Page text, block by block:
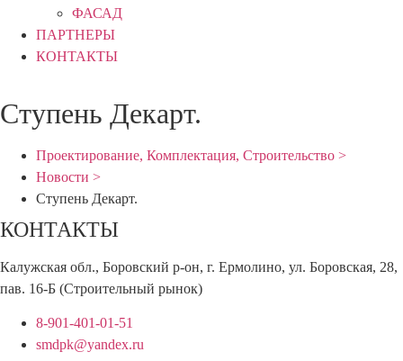
ФАСАД
ПАРТНЕРЫ
КОНТАКТЫ
Ступень Декарт.
Проектирование, Комплектация, Строительство >
Новости >
Ступень Декарт.
КОНТАКТЫ
Калужская обл., Боровский р-он, г. Ермолино, ул. Боровская, 28,
пав. 16-Б (Строительный рынок)
8-901-401-01-51
smdpk@yandex.ru